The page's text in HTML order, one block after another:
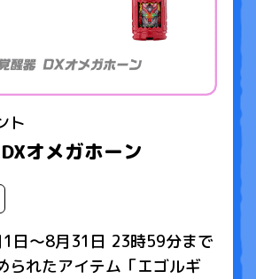
ト
オメガホーン
日～8月31日 23時59分まで
られたアイテム「エゴルギ